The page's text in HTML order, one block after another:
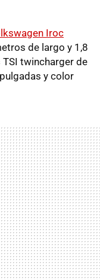
Iroc
de largo y 1,8
twincharger de
y color